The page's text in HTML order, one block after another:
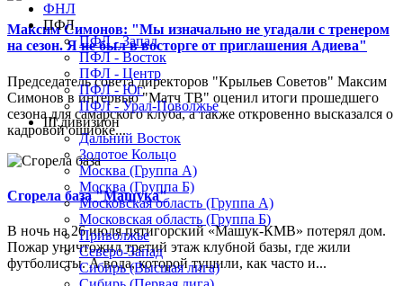
Максим Симонов: "Мы изначально не угадали с тренером
на сезон. Я не был в восторге от приглашения Адиева"
Председатель совета директоров "Крыльев Советов" Максим
Симонов в интервью "Матч ТВ" оценил итоги прошедшего
сезона для самарского клуба, а также откровенно высказался о
кадровой ошибке...
Сгорела база "Машука"
В ночь на 26 июля пятигорский «Машук-КМВ» потерял дом.
Пожар уничтожил третий этаж клубной базы, где жили
футболисты. А вода, которой тушили, как часто и...
ФНЛ
ПФЛ
ПФЛ - Запад
ПФЛ - Восток
ПФЛ - Центр
ПФЛ - Юг
ПФЛ - Урал-Поволжье
III дивизион
Дальний Восток
Золотое Кольцо
Москва (Группа А)
Москва (Группа Б)
Московская область (Группа А)
Московская область (Группа Б)
Приволжье
Северо-Запад
Сибирь (Высшая лига)